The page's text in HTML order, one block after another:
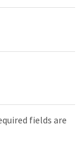
fields are